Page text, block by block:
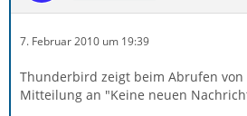
7. Februar 2010 um 19:39
Thunderbird zeigt beim Abrufen
Mitteilung an "Keine neuen